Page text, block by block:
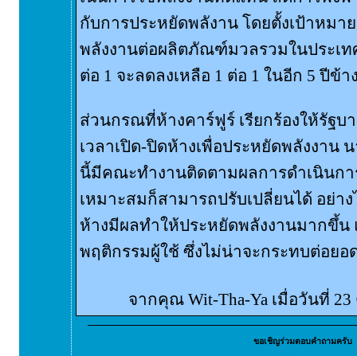
กับการประหยัดพลังาน โดยตั้งเป้าหมา
พลังงานต่อผลิตภัณฑ์มวลรวมในประเท
ต่อ 1 จะลดลงเหลือ 1 ต่อ 1 ในอีก 5 ปีข้า
ส่วนกรณที่ห้างคาร์ฟูร์ เรียกร้องให้รัฐ
เวลาเปิด-ปิดห้างเพื่อประหยัดพลังงาน
นี้มีคณะทำงานติดตามผลการดำเนินกา
เหมาะสมก็สามารถปรับเปลี่ยนได้ อย่า
ห้างมีผลทำให้ประหยัดพลังงานมากขึ้น
พฤติกรรมผู้ใช้ ซึ่งไม่น่าจะกระทบต่อยอ
จากคุณ Wit-Tha-Ya เมื่อวันที่ 23
ขอเชิญร่วมตอบคำถามครับ